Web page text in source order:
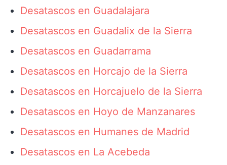
Desatascos en Guadalajara
Desatascos en Guadalix de la Sierra
Desatascos en Guadarrama
Desatascos en Horcajo de la Sierra
Desatascos en Horcajuelo de la Sierra
Desatascos en Hoyo de Manzanares
Desatascos en Humanes de Madrid
Desatascos en La Acebeda